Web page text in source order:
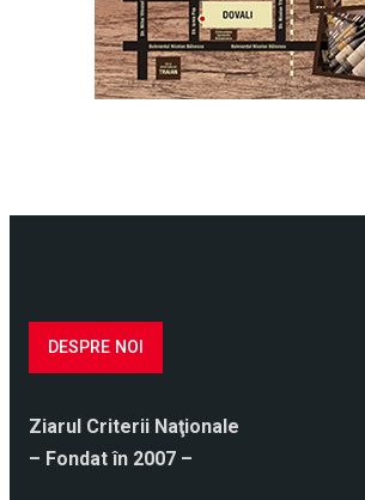
DESPRE NOI
Ziarul Criterii Naţionale
– Fondat în 2007 –